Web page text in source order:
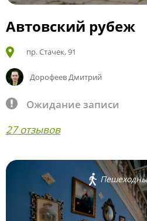
Автовский рубеж
пр. Стачек, 91
Дорофеев Дмитрий
Ожидание записи
27 отзывов